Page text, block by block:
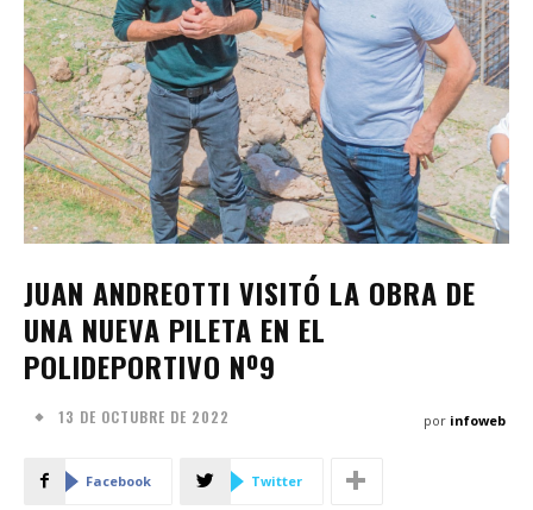
JUAN ANDREOTTI VISITÓ LA OBRA DE
UNA NUEVA PILETA EN EL
POLIDEPORTIVO Nº9
13 DE OCTUBRE DE 2022 por infoweb
Facebook Twitter